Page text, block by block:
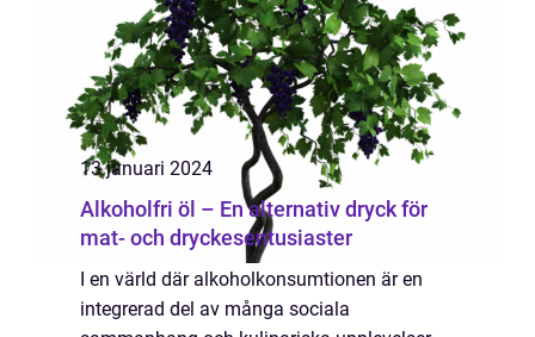
13 januari 2024
Alkoholfri öl – En alternativ dryck för
mat- och dryckesentusiaster
I en värld där alkoholkonsumtionen är en
integrerad del av många sociala